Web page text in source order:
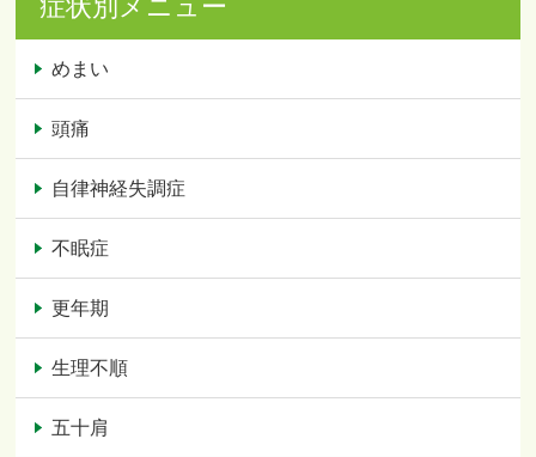
症状別メニュー
めまい
頭痛
自律神経失調症
不眠症
更年期
生理不順
五十肩